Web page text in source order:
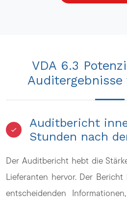
VDA 6.3
Auditergebnisse
Auditbericht
Stunden nach
Der Auditbericht hebt die
Lieferanten hervor. Der
entscheidenden